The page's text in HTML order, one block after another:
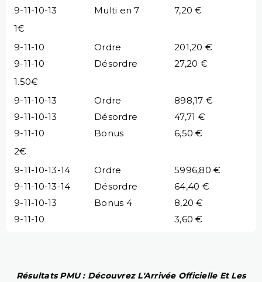
9-11-10-13
Multi en 7
7,20 €
1€
9-11-10
Ordre
201,20 €
9-11-10
Désordre
27,20 €
1.50€
9-11-10-13
Ordre
898,17 €
9-11-10-13
Désordre
47,71 €
9-11-10
Bonus
6,50 €
2€
9-11-10-13-14
Ordre
5996,80 €
9-11-10-13-14
Désordre
64,40 €
9-11-10-13
Bonus 4
8,20 €
9-11-10
3,60 €
Résultats PMU : Découvrez L'Arrivée Officielle Et Les